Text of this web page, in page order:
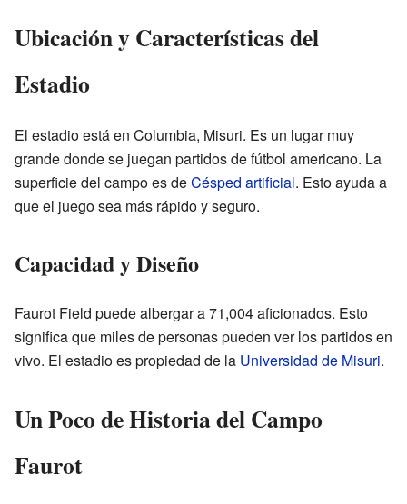
Ubicación y Características del
Estadio
El estadio está en Columbia, Misuri. Es un lugar muy
grande donde se juegan partidos de fútbol americano. La
superficie del campo es deCésped artificial. Esto ayuda a
que el juego sea más rápido y seguro.
Capacidad y Diseño
Faurot Field puede albergar a 71,004 aficionados. Esto
significa que miles de personas pueden ver los partidos en
vivo. El estadio es propiedad de la Universidad de Misuri.
Un Poco de Historia del Campo
Faurot